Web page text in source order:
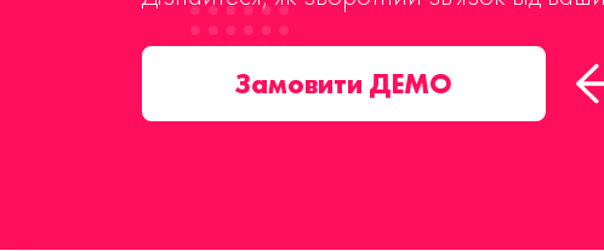
Замовити ДЕМО